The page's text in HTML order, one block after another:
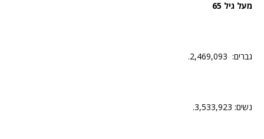
מעל גיל 65
גברים: 2,469,093.
נשים: 3,533,923.